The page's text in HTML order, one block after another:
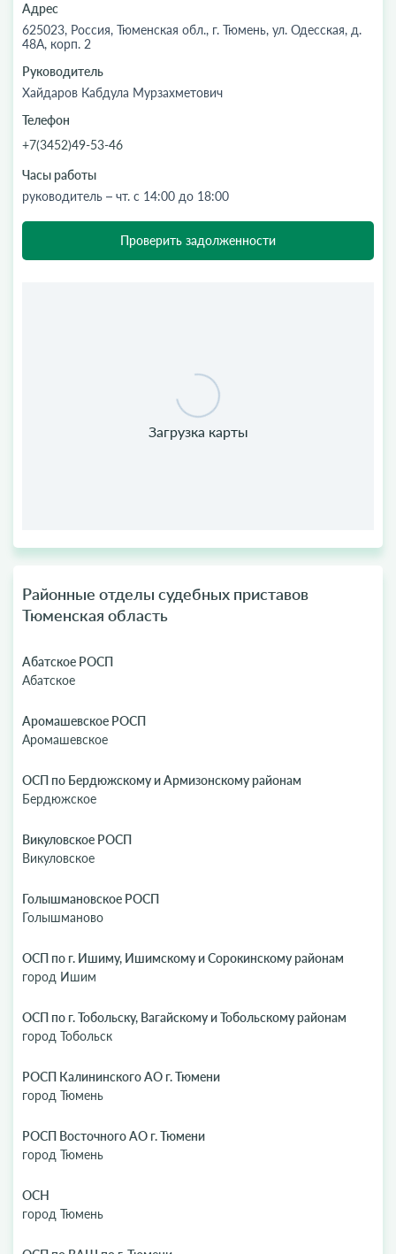
Адрес
625023, Россия, Тюменская обл., г. Тюмень, ул. Одесская, д.
48А, корп. 2
Руководитель
Хайдаров Кабдула Мурзахметович
Телефон
+7(3452)49-53-46
Часы работы
руководитель – чт. с 14:00 до 18:00
Проверить задолженности
Районные отделы судебных приставов
Тюменская область
Абатское РОСП
Абатское
Аромашевское РОСП
Аромашевское
ОСП по Бердюжскому и Армизонскому районам
Бердюжское
Викуловское РОСП
Викуловское
Голышмановское РОСП
Голышманово
ОСП по г. Ишиму, Ишимскому и Сорокинскому районам
город Ишим
ОСП по г. Тобольску, Вагайскому и Тобольскому районам
город Тобольск
РОСП Калининского АО г. Тюмени
город Тюмень
РОСП Восточного АО г. Тюмени
город Тюмень
ОСН
город Тюмень